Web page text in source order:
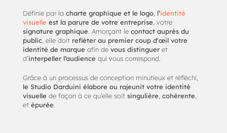
Grâce à un processus de conception minutieux et réfléchi,
le Studio Darduini élabore ou rajeunit votre identité
visuelle de façon à ce qu’elle soit singulière cohérente
et épurée
Définie par la charte graphique et le logo, l’identité
visuelle est la parure de votre entreprise , votre
signature graphique . Amorçant le contact auprès du
public, elle doit refléter au premier coup d'œil votre
identité de marque afin de vous distingueret
d’interpeller l’audience qui vous correspond.